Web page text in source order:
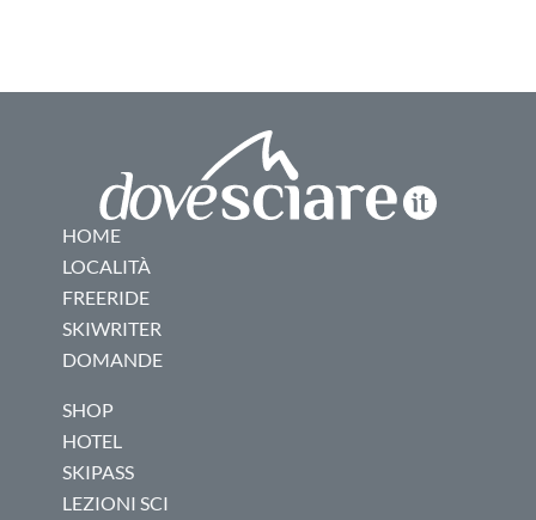
HOME
LOCALITÀ
FREERIDE
SKIWRITER
DOMANDE
SHOP
HOTEL
SKIPASS
LEZIONI SCI